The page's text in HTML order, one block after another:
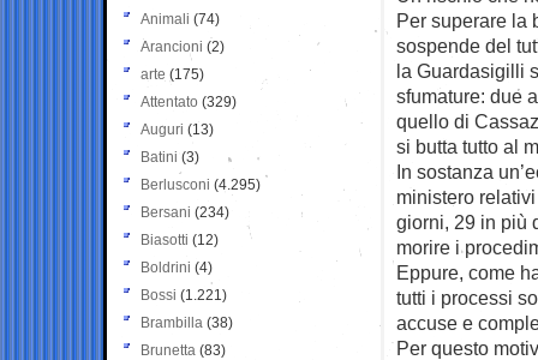
Per superare la
sospende del
la Guardasigilli
sfumature: due
quello di
si butta tutto al
In sostanza
ministero
giorni, 29 in più
morire i
Eppure, come
tutti i processi
accuse e
Per questo
Animali (74)
Arancioni (2)
arte (175)
Attentato (329)
Auguri (13)
Batini (3)
Berlusconi (4.295)
Bersani (234)
Biasotti (12)
Boldrini (4)
Bossi (1.221)
Brambilla (38)
Brunetta (83)